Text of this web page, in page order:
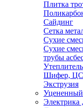
Плитка
Сайдинг
Сетка
Сухие
Сухие
трубы
Утеплитель
Шифер,
Экструзия
Уцененный
Электрика